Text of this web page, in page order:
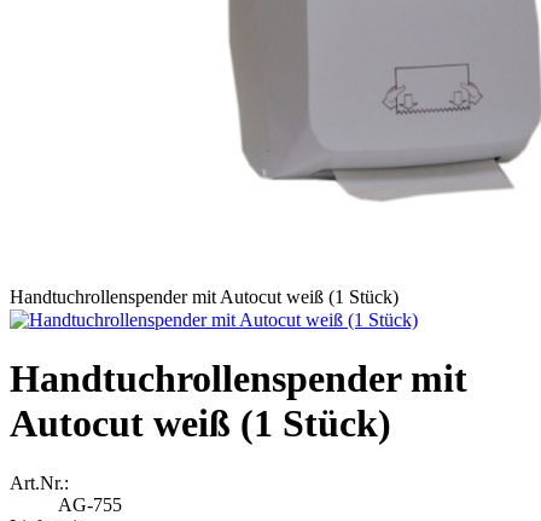
Handtuchrollenspender mit Autocut weiß (1 Stück)
Handtuchrollenspender mit
Autocut weiß (1 Stück)
Art.Nr.:
AG-755